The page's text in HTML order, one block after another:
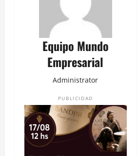
Equipo Mundo
Empresarial
Administrator
PUBLICIDAD